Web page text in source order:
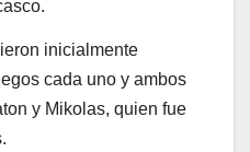
inicialmente
cada uno y ambos
y Mikolas, quien fue